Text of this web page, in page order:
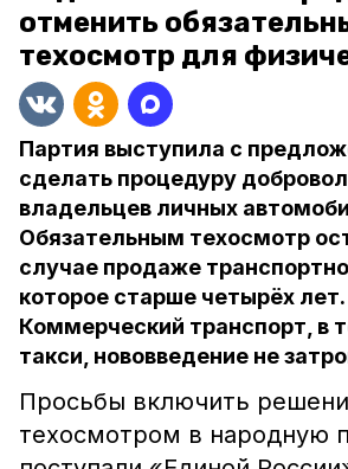
отменить
техосмотр для
Партия выступила с
сделать процедуру
владельцев личных
Обязательным техосмотр
случае продаже
которое старше четырёх лет.
Коммерческий транспорт, в
такси, нововведение не
Просьбы включить
техосмотром в народную